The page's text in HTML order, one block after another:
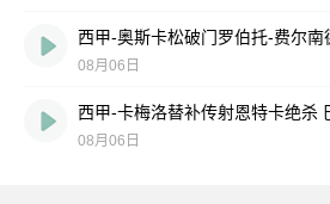
08月06日
08月06日